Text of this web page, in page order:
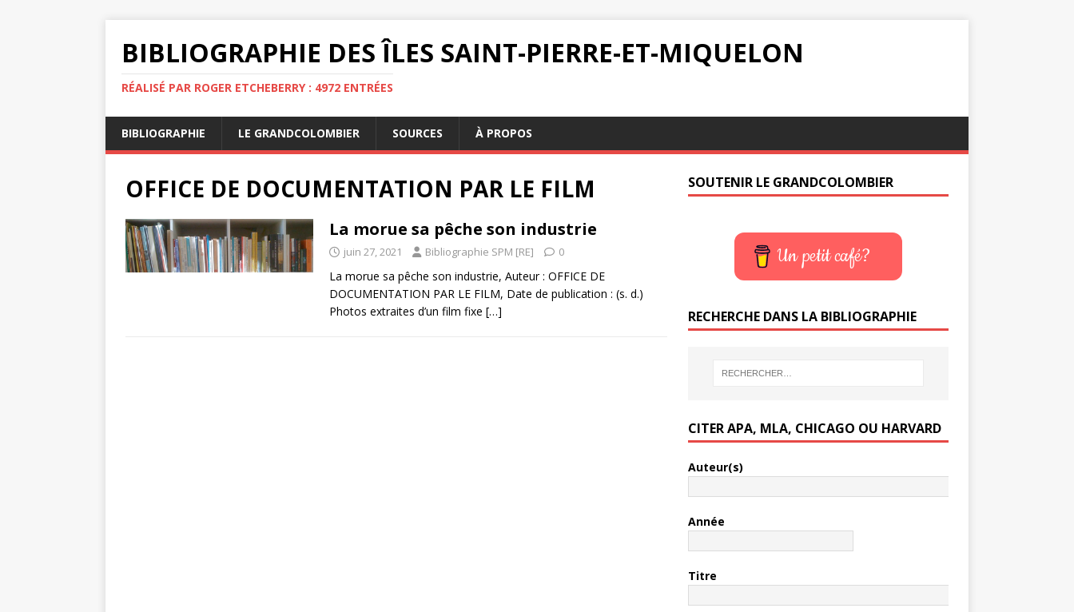
BIBLIOGRAPHIE DES ÎLES SAINT-PIERRE-ET-MIQUELON
RÉALISÉ PAR ROGER ETCHEBERRY : 4972 ENTRÉES
BIBLIOGRAPHIE LE GRANDCOLOMBIER SOURCES À PROPOS
OFFICE DE DOCUMENTATION PAR LE FILM
La morue sa pêche son industrie
juin 27, 2021 Bibliographie SPM [RE] 0
La morue sa pêche son industrie, Auteur : OFFICE DE
DOCUMENTATION PAR LE FILM, Date de publication : (s. d.)
Photos extraites d’un film fixe […]
SOUTENIR LE GRANDCOLOMBIER
Un petit café?
RECHERCHE DANS LA BIBLIOGRAPHIE
CITER APA, MLA, CHICAGO OU HARVARD
Auteur(s)
Année
Titre